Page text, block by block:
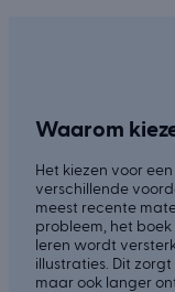
Waarom
Het kiezen voor
verschillende
meest recente
probleem, het
leren wordt
illustraties. Dit
maar ook langer